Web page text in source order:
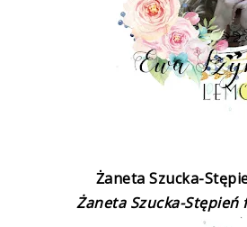
Żaneta Szucka-
Żaneta Szucka-Stępień